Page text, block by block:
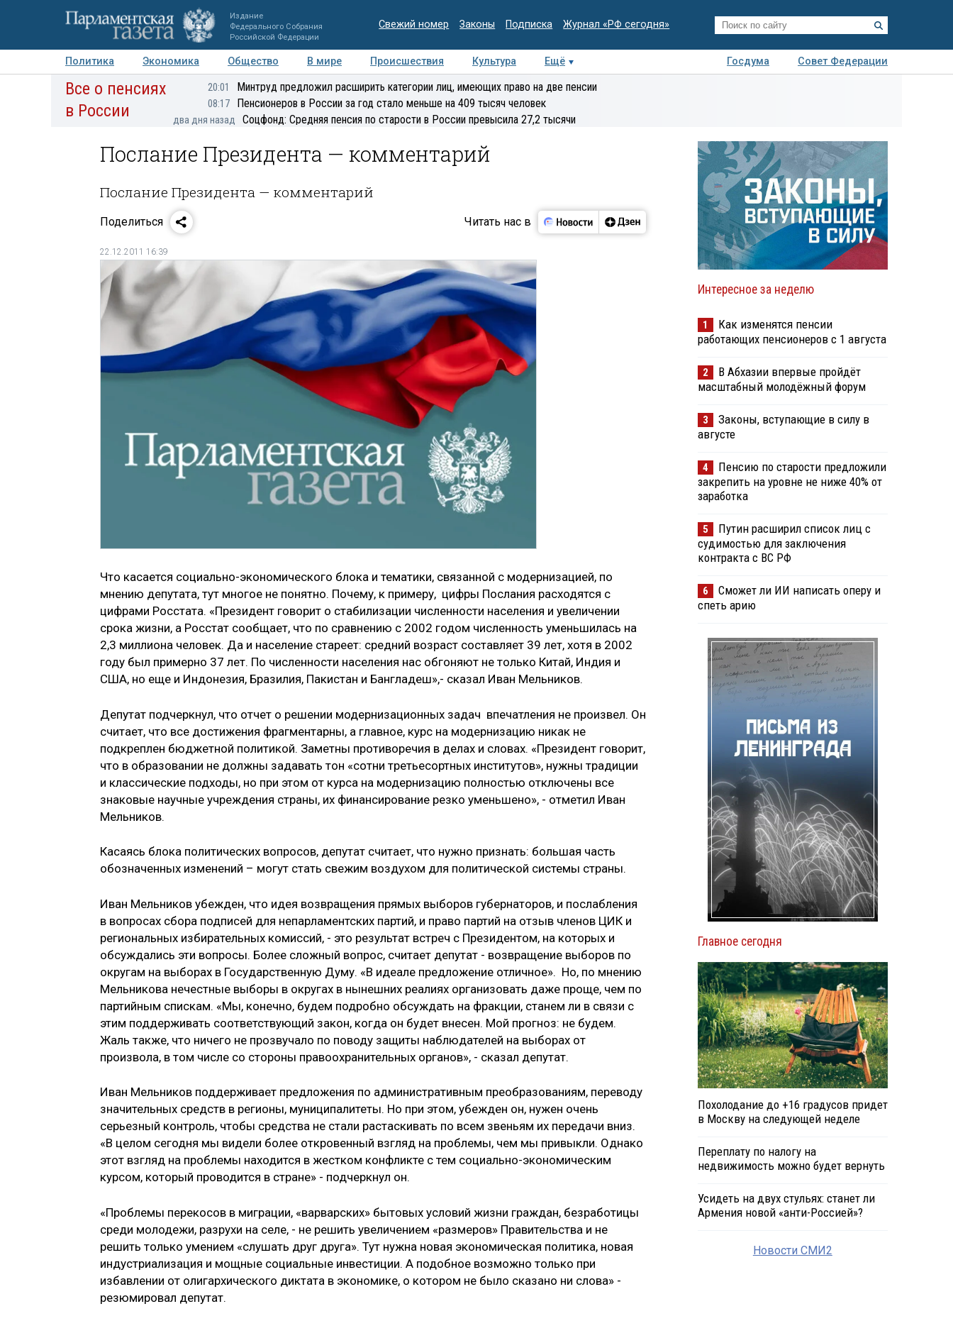
Издание
Федерального Собрания
Российской Федерации
Свежий номер Законы Подписка Журнал «РФ сегодня»
Политика Экономика Общество В мире Происшествия Культура Ещё Госдума
Совет Федерации
Авторы Персоны Мнения Регионы Медиацентр Интервью Колумнисты
Деловая
Все о пенсиях
в России
20:01 Минтруд предложил расширить категории лиц, имеющих право на две пенсии
08:17 Пенсионеров в России за год стало меньше на 409 тысяч человек
два дня назад Соцфонд: Средняя пенсия по старости в России превысила 27,2 тысячи
Послание Президента — комментарий
Послание Президента — комментарий
Поделиться Читать нас в
22.12.2011 16:39
Что касается социально-экономического блока и тематики, связанной с модернизацией, по
мнению депутата, тут многое не понятно. Почему, к примеру, цифры Послания расходятся с
цифрами Росстата. «Президент говорит о стабилизации численности населения и увеличении
срока жизни, а Росстат сообщает, что по сравнению с 2002 годом численность уменьшилась на
2,3 миллиона человек. Да и население стареет: средний возраст составляет 39 лет, хотя в 2002
году был примерно 37 лет. По численности населения нас обгоняют не только Китай, Индия и
США, но еще и Индонезия, Бразилия, Пакистан и Бангладеш»,- сказал Иван Мельников.
Депутат подчеркнул, что отчет о решении модернизационных задач впечатления не произвел. Он
считает, что все достижения фрагментарны, а главное, курс на модернизацию никак не
подкреплен бюджетной политикой. Заметны противоречия в делах и словах. «Президент говорит,
что в образовании не должны задавать тон «сотни третьесортных институтов», нужны традиции
и классические подходы, но при этом от курса на модернизацию полностью отключены все
знаковые научные учреждения страны, их финансирование резко уменьшено», - отметил Иван
Мельников.
Касаясь блока политических вопросов, депутат считает, что нужно признать: большая часть
обозначенных изменений – могут стать свежим воздухом для политической системы страны.
Иван Мельников убежден, что идея возвращения прямых выборов губернаторов, и послабления
в вопросах сбора подписей для непарламентских партий, и право партий на отзыв членов ЦИК и
региональных избирательных комиссий, - это результат встреч с Президентом, на которых и
обсуждались эти вопросы. Более сложный вопрос, считает депутат - возвращение выборов по
округам на выборах в Государственную Думу. «В идеале предложение отличное». Но, по мнению
Мельникова нечестные выборы в округах в нынешних реалиях организовать даже проще, чем по
партийным спискам. «Мы, конечно, будем подробно обсуждать на фракции, станем ли в связи с
этим поддерживать соответствующий закон, когда он будет внесен. Мой прогноз: не будем.
Жаль также, что ничего не прозвучало по поводу защиты наблюдателей на выборах от
произвола, в том числе со стороны правоохранительных органов», - сказал депутат.
Иван Мельников поддерживает предложения по административным преобразованиям, переводу
значительных средств в регионы, муниципалитеты. Но при этом, убежден он, нужен очень
серьезный контроль, чтобы средства не стали растаскивать по всем звеньям их передачи вниз.
«В целом сегодня мы видели более откровенный взгляд на проблемы, чем мы привыкли. Однако
этот взгляд на проблемы находится в жестком конфликте с тем социально-экономическим
курсом, который проводится в стране» - подчеркнул он.
«Проблемы перекосов в миграции, «варварских» бытовых условий жизни граждан, безработицы
среди молодежи, разрухи на селе, - не решить увеличением «размеров» Правительства и не
решить только умением «слушать друг друга». Тут нужна новая экономическая политика, новая
индустриализация и мощные социальные инвестиции. А подобное возможно только при
избавлении от олигархического диктата в экономике, о котором не было сказано ни слова» -
резюмировал депутат.
Интересное за неделю
1
Как изменятся пенсии
работающих пенсионеров с 1 августа
2
В Абхазии впервые пройдёт
масштабный молодёжный форум
3
Законы, вступающие в силу в
августе
4
Пенсию по старости предложили
закрепить на уровне не ниже 40% от
заработка
5
Путин расширил список лиц с
судимостью для заключения
контракта с ВС РФ
6
Сможет ли ИИ написать оперу и
спеть арию
Главное сегодня
Похолодание до +16 градусов придет
в Москву на следующей неделе
Переплату по налогу на
недвижимость можно будет вернуть
Усидеть на двух стульях: станет ли
Армения новой «анти-Россией»?
Новости СМИ2